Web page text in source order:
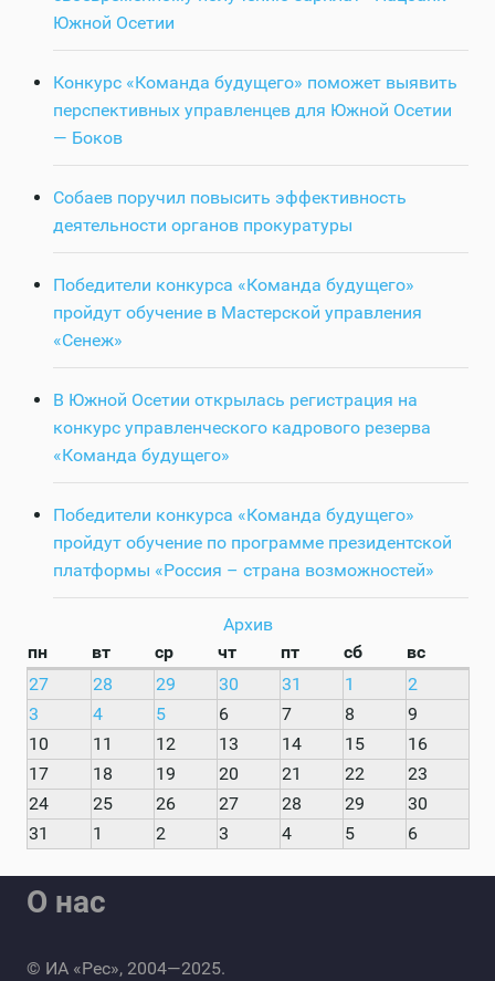
Южной Осетии
Конкурс «Команда будущего» поможет выявить
перспективных управленцев для Южной Осетии
— Боков
Собаев поручил повысить эффективность
деятельности органов прокуратуры
Победители конкурса «Команда будущего»
пройдут обучение в Мастерской управления
«Сенеж»
В Южной Осетии открылась регистрация на
конкурс управленческого кадрового резерва
«Команда будущего»
Победители конкурса «Команда будущего»
пройдут обучение по программе президентской
платформы «Россия – страна возможностей»
Архив
пн
вт ср чт пт сб
вс
27
28 29 30 31 1
2
3
4 5 6 7 8
9
10
11 12 13 14 15
16
17
18 19 20 21 22
23
24
25 26 27 28 29
30
31
1 2 3 4 5 6
О нас
© ИА «Рес», 2004—2025.